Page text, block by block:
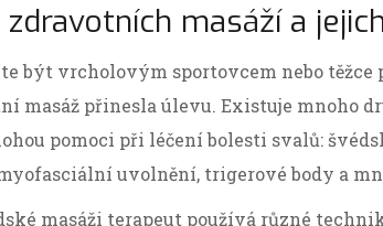
zdravotních masáží a
být vrcholovým sportovcem nebo těžce
masáž přinesla úlevu. Existuje mnoho
pomoci při léčení bolesti svalů:
uvolnění, trigerové body a
masáži terapeut používá různé